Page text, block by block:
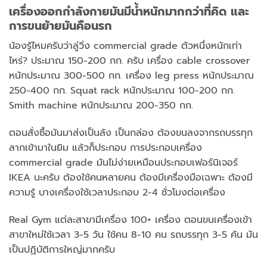
เครื่องออกกำลังกายมันมีน้ำหนักมากกว่าที่คิด และ
การขนย้ายมันคือนรก
น้องรู้ไหมครับว่าลู่วิ่ง commercial grade ตัวหนึ่งหนักเท่า
ไหร่? ประมาณ 150-200 กก. ครับ เครื่อง cable crossover
หนักประมาณ 300-500 กก. เครื่อง leg press หนักประมาณ
250-400 กก. Squat rack หนักประมาณ 100-200 กก.
Smith machine หนักประมาณ 200-350 กก.
ตอนสั่งซื้อมันมาส่งเป็นลัง เป็นกล่อง ต้องขนลงจากรถบรรทุก
ลากเข้ามาในยิม แล้วก็ประกอบ การประกอบเครื่อง
commercial grade มันไม่ง่ายเหมือนประกอบเฟอร์นิเจอร์
IKEA นะครับ ต้องใช้คนหลายคน ต้องมีเครื่องมือเฉพาะ ต้องมี
ความรู้ บางเครื่องใช้เวลาประกอบ 2-4 ชั่วโมงต่อเครื่อง
Real Gym แต่ละสาขามีเครื่อง 100+ เครื่อง ตอนขนเครื่องเข้า
สาขาใหม่ใช้เวลา 3-5 วัน ใช้คน 8-10 คน รถบรรทุก 3-5 คัน มัน
เป็นปฏิบัติการใหญ่มากครับ